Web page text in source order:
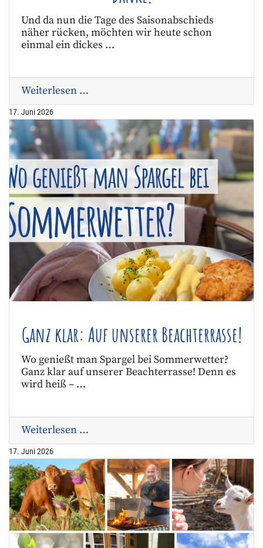
Und da nun die Tage des Saisonabschieds
näher rücken, möchten wir heute schon
einmal ein dickes …
Weiterlesen …
17. Juni 2026
Ganz klar: Auf unserer Beachterrasse!
Wo genießt man Spargel bei Sommerwetter?
Ganz klar auf unserer Beachterrasse! Denn es
wird heiß – …
Weiterlesen …
17. Juni 2026